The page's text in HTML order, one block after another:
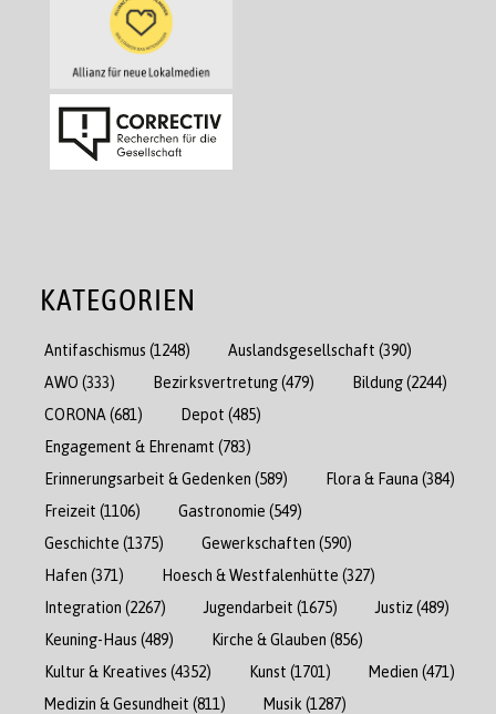
KATEGORIEN
Antifaschismus (1248) Auslandsgesellschaft (390)
AWO (333) Bezirksvertretung(479) Bildung(2244)
CORONA (681) Depot (485)
Engagement & Ehrenamt (783)
Erinnerungsarbeit & Gedenken (589) Flora & Fauna (384)
Freizeit (1106) Gastronomie (549)
Geschichte (1375) Gewerkschaften (590)
Hafen (371) Hoesch & Westfalenhütte (327)
Integration (2267) Jugendarbeit (1675) Justiz(489)
Keuning-Haus (489) Kirche & Glauben (856)
Kultur & Kreatives (4352) Kunst (1701) Medien (471)
Medizin & Gesundheit (811) Musik (1287)